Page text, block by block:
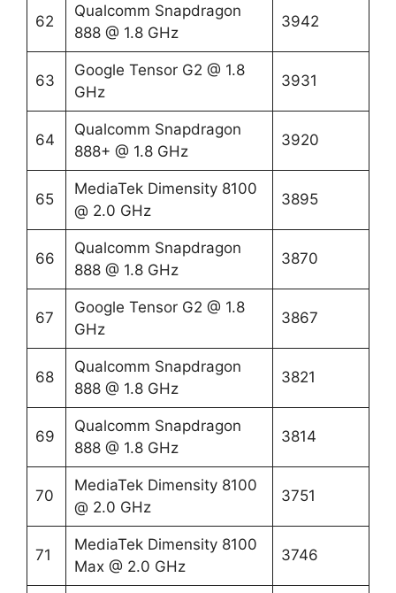
62
Qualcomm Snapdragon
888 @ 1.8 GHz
3942
63
Google Tensor G2 @ 1.8
GHz
3931
64
Qualcomm Snapdragon
888+ @ 1.8 GHz
3920
65
MediaTek Dimensity 8100
@ 2.0 GHz
3895
66
Qualcomm Snapdragon
888 @ 1.8 GHz
3870
67
Google Tensor G2 @ 1.8
GHz
3867
68
Qualcomm Snapdragon
888 @ 1.8 GHz
3821
69
Qualcomm Snapdragon
888 @ 1.8 GHz
3814
70
MediaTek Dimensity 8100
@ 2.0 GHz
3751
71
MediaTek Dimensity 8100
Max @ 2.0 GHz
3746